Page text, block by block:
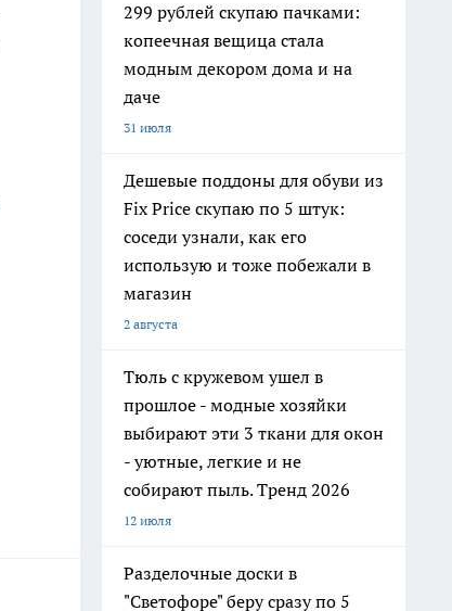
299 рублей скупаю пачками:
копеечная вещица стала
модным декором дома и на
даче
31 июля
Дешевые поддоны для обуви из
Fix Price скупаю по 5 штук:
соседи узнали, как его
использую и тоже побежали в
магазин
2 августа
Тюль с кружевом ушел в
прошлое - модные хозяйки
выбирают эти 3 ткани для окон
- уютные, легкие и не
собирают пыль. Тренд 2026
12 июля
Разделочные доски в
"Светофоре" беру сразу по 5